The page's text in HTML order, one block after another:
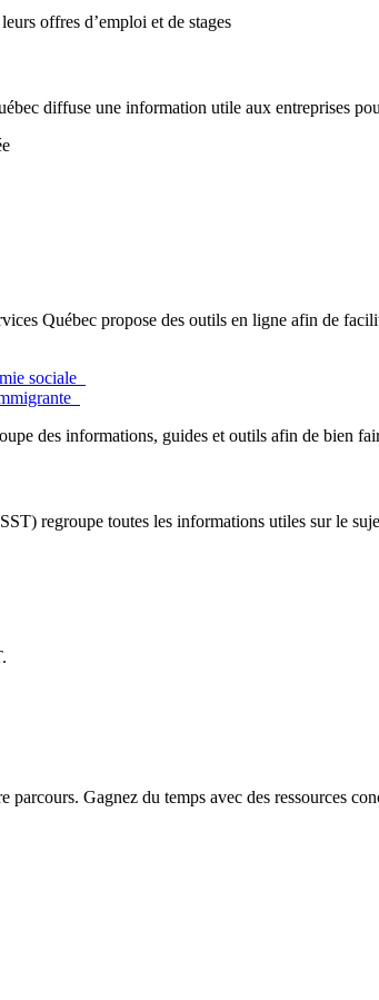
offres d’emploi et de stages
diffuse une information utile aux entreprises
Québec propose des outils en ligne afin de
sociale
des informations, guides et outils afin de bien
regroupe toutes les informations utiles sur le
Gagnez du temps avec des ressources